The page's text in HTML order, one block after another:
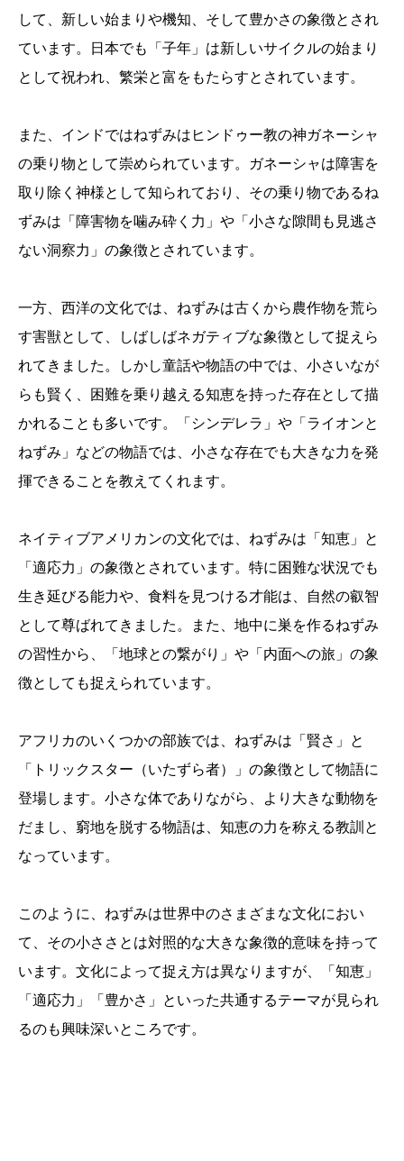
して、新しい始まりや機知、そして豊かさの象徴とされ
ています。日本でも「子年」は新しいサイクルの始まり
として祝われ、繁栄と富をもたらすとされています。
また、インドではねずみはヒンドゥー教の神ガネーシャ
の乗り物として崇められています。ガネーシャは障害を
取り除く神様として知られており、その乗り物であるね
ずみは「障害物を噛み砕く力」や「小さな隙間も見逃さ
ない洞察力」の象徴とされています。
一方、西洋の文化では、ねずみは古くから農作物を荒ら
す害獣として、しばしばネガティブな象徴として捉えら
れてきました。しかし童話や物語の中では、小さいなが
らも賢く、困難を乗り越える知恵を持った存在として描
かれることも多いです。「シンデレラ」や「ライオンと
ねずみ」などの物語では、小さな存在でも大きな力を発
揮できることを教えてくれます。
ネイティブアメリカンの文化では、ねずみは「知恵」と
「適応力」の象徴とされています。特に困難な状況でも
生き延びる能力や、食料を見つける才能は、自然の叡智
として尊ばれてきました。また、地中に巣を作るねずみ
の習性から、「地球との繋がり」や「内面への旅」の象
徴としても捉えられています。
アフリカのいくつかの部族では、ねずみは「賢さ」と
「トリックスター（いたずら者）」の象徴として物語に
登場します。小さな体でありながら、より大きな動物を
だまし、窮地を脱する物語は、知恵の力を称える教訓と
なっています。
このように、ねずみは世界中のさまざまな文化におい
て、その小ささとは対照的な大きな象徴的意味を持って
います。文化によって捉え方は異なりますが、「知恵」
「適応力」「豊かさ」といった共通するテーマが見られ
るのも興味深いところです。